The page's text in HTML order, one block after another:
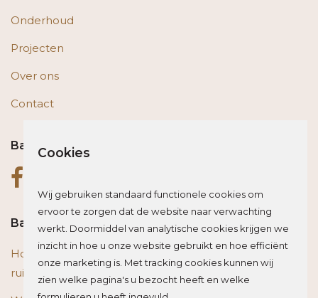
Onderhoud
Projecten
Over ons
Contact
Bas op social media
Bas blogt
Houten vloer of trap renoveren? Zo beïnvloed je de
ruimte optisch
Cookies
Wij gebruiken standaard functionele cookies om
ervoor te zorgen dat de website naar verwachting
werkt. Doormiddel van analytische cookies krijgen we
inzicht in hoe u onze website gebruikt en hoe efficiënt
onze marketing is. Met tracking cookies kunnen wij
zien welke pagina's u bezocht heeft en welke